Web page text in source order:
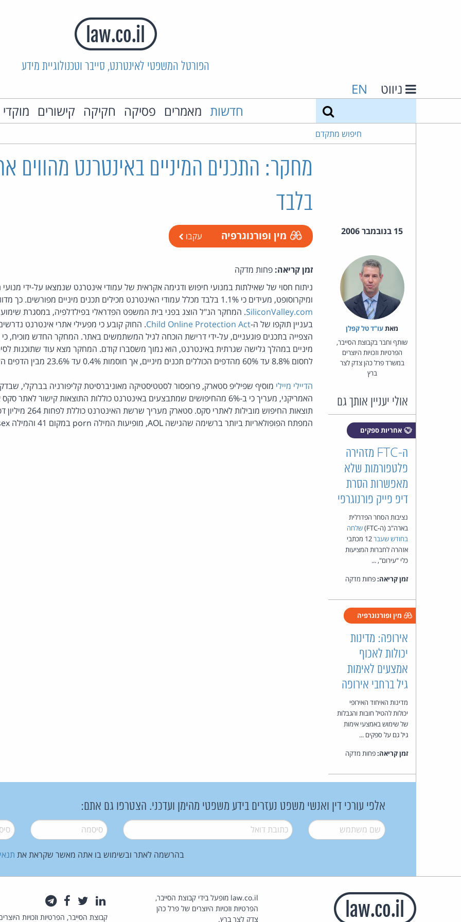
הפורטל המשפטי לאינטרנט, סייבר וטכנולוגיית מידע
ניווט EN
חדשות מאמרים פסיקה חקיקה קישורים
חיפוש מתקדם
מחקר: התכנים המיניים באינטרנט מהווים
בלבד
15 בנובמבר 2006 מין ופורנוגרפיה עקבו
מאת‏עו"ד טל קפלן
שותף וחבר בקבוצת הסייבר,
הפרטיות וזכויות היוצרים
במשרד פרל כהן צדק לצר
ברץ
אולי יעניין אותך גם
אחריות ספקים
ה-FTC מזהירה
פלטפורמות שלא
מאפשרות הסרת
דיפ פייק פורנוגרפי
נציבות הסחר הפדרלית
בארה"ב (ה-FTC)
שלחה
בחודש שעבר
12 מכתבי
אזהרה לחברות המציעות
כלי "עירום", ...
זמן קריאה:פחות מדקה
מין ופורנוגרפיה
אירופה: מדינות
יכולות לאכוף
אמצעים לאימות
גיל ברחבי אירופה
מדינות האיחוד האירופי
יכולות להטיל חובות והגבלות
של שימוש באמצעי אימות
גיל גם על ספקים ...
זמן קריאה:פחות מדקה
זמן קריאה: פחות מדקה
ניתוח חסוי של שאילתות במנועי חיפוש ודגימה אקראית של עמודי אינטרנט שנמצאו על-ידי
ומיקרוסופט, מעידים כי 1.1% בלבד מכלל עמודי האינטרנט מכילים תכנים מיניים מפורשים. כך מדווח ה-
SiliconValley.com. המחקר הנ"ל הוצג בפני בית המשפט הפדראלי בפילדלפיה, במסגרת
בעניין תוקפו של ה-Child Online Protection Act. החוק קובע כי מפעילי אתרי אינטרנט
הצפייה בתכנים פוגעניים, על-ידי דרישת הוכחה לגיל המשתמשים באתר. המחקר החדש מוכיח, כי
מיניים במהלך גלישה שגרתית באינטרנט, הוא נמוך משסברו קודם. המחקר מצא עוד שתוכנות
לחסום 8.8% עד 60% מהדפים הכוללים תכנים מיניים, אך חוסמות 0.4% עד 23.6% מבין הדפים הלגיטימיים.
הדיילי מיילי מוסיף שפיליפ סטארק, פרופסור לסטטיסטיקה מאוניברסיטת קליפורניה בברקלי,
המפתח הפופולאריות ביותר ברשימה שהגישה AOL, מופיעות המילה porn במקום 41 והמילה sex במקום 43.
אלפי עורכי דין ואנשי משפט נעזרים בידע משפטי מהימן ועדכני. הצטרפו גם אתם:
שם משתמש* דואל* סיסמה*
בהרשמה לאתר ובשימוש בו אתה מאשר שקראת את
law.co.il מופעל בידי קבוצת הסייבר,
הפרטיות וזכויות היוצרים של פרל כהן
צדק לצר ברץ.
לינקדאין
טוויטרפייסבוק
קבוצת הסייבר, הפרטיות וזכויות